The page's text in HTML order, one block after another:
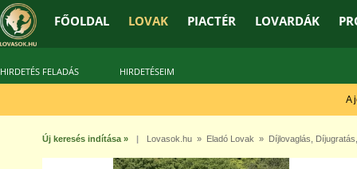
FŐOLDAL LOVAK PIACTÉR LOVARDÁK
HIRDETÉS FELADÁS HIRDETÉSEIM
A
Új keresés indítása » | Lovasok.hu» Eladó Lovak » Díjlovaglás Díjugratás